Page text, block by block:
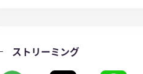
ストリーミング